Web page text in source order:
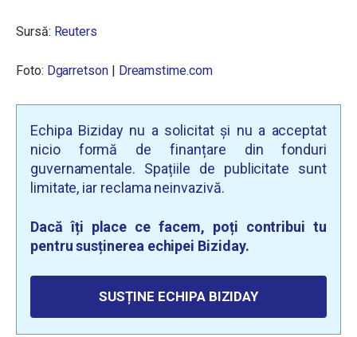
Sursă: Reuters
Foto: Dgarretson| Dreamstime.com
Echipa Biziday nu a solicitat și nu a acceptat
nicio formă de finanțare din fonduri
guvernamentale. Spațiile de publicitate sunt
limitate, iar reclama neinvazivă.
Dacă îți place ce facem, poți contribui tu
pentru susținerea echipei Biziday.
SUSȚINE ECHIPA BIZIDAY